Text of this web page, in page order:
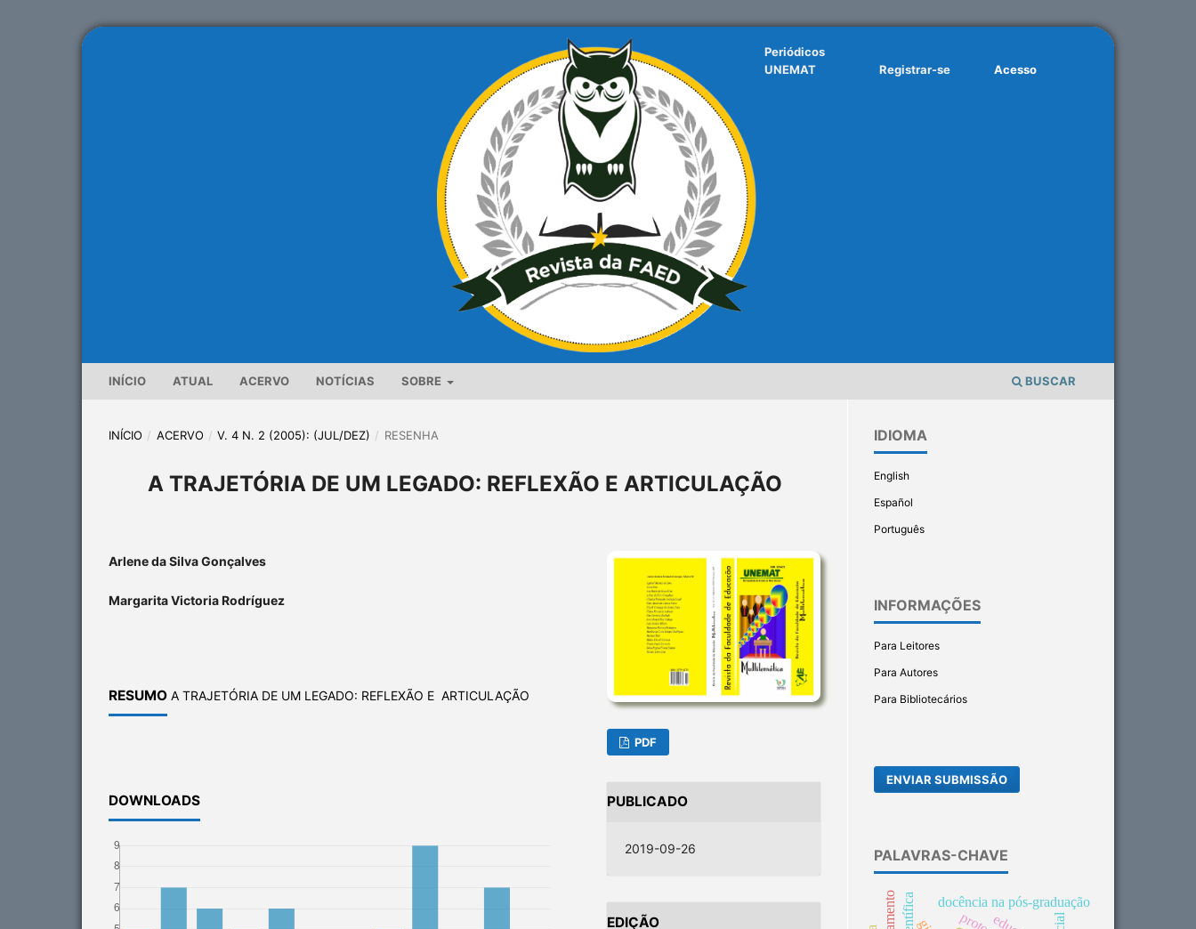
INÍCIO ATUAL ACERVO NOTÍCIAS SOBRE BUSCAR
Periódicos
UNEMAT
Registrar-se Acesso
INÍCIO / ACERVO / V. 4 N. 2 (2005): (JUL/DEZ) / RESENHA
A TRAJETÓRIA DE UM LEGADO: REFLEXÃO E ARTICULAÇÃO
Arlene da Silva Gonçalves
Margarita Victoria Rodríguez
RESUMO A TRAJETÓRIA DE UM LEGADO: REFLEXÃO E ARTICULAÇÃO
DOWNLOADS
PDF
PUBLICADO
2019-09-26
EDIÇÃO
IDIOMA
English
Español
Português
INFORMAÇÕES
Para Leitores
Para Autores
Para Bibliotecários
ENVIAR SUBMISSÃO
PALAVRAS-CHAVE
docência na pós-graduação